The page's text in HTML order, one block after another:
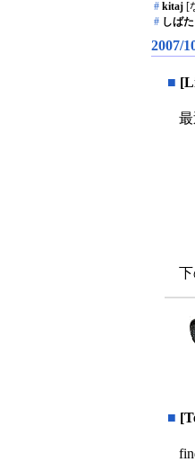
# kitaj [
# しばた
2007/
■
■